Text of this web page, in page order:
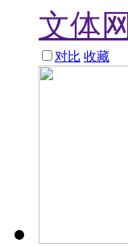
文体网
对比 收藏